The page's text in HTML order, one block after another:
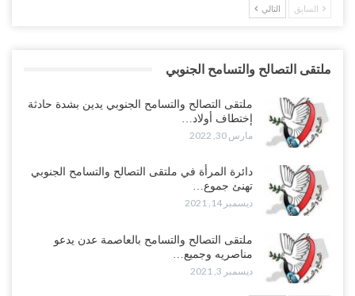
السابق التالي
ملتقى التصالح والتسامح الجنوبي
ملتقى التصالح والتسامح الجنوبي يدين بشدة حادثة
إختطاف أولاد…
مارس 30, 2022
دائرة المرأة في ملتقى التصالح والتسامح الجنوبي
تهنئ جموع…
ديسمبر 14, 2021
ملتقى التصالح والتسامح بالعاصمة عدن يدعو
مناصريه وجميع…
ديسمبر 3, 2021